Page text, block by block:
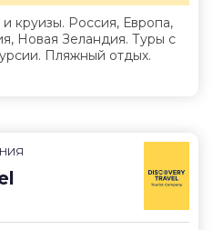
круизы. Россия, Европа,
Новая Зеландия. Туры с
Пляжный отдых.